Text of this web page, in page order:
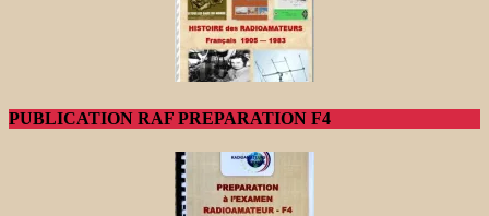
PUBLICATION RAF PREPARATION F4